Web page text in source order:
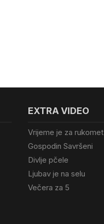
EXTRA VIDEO
Vrijeme je za rukomet
Gospodin Savršeni
Divlje pčele
Ljubav je na selu
Večera za 5